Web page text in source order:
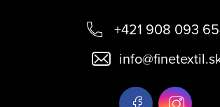
+421 908 093
info@